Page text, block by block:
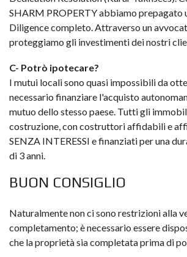
SHARM PROPERTY abbiamo prepagato
Diligence completo. Attraverso un
proteggiamo gli investimenti dei nostri
C- Potrò ipotecare?
I mutui locali sono quasi impossibili da
necessario finanziare l'acquisto
mutuo dello stesso paese. Tutti gli
costruzione, con costruttori affidabili e
SENZA INTERESSI e finanziati per una
di 3 anni.
BUON CONSIGLIO
Naturalmente non ci sono restrizioni alla
completamento; è necessario essere
che la proprietà sia completata prima di